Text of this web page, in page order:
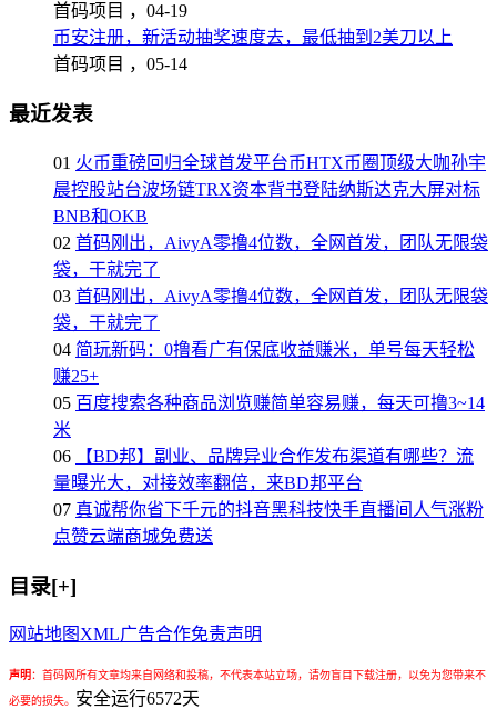
首码项目 ， 04-19
币安注册，新活动抽奖速度去，最低抽到2美刀以上
首码项目 ， 05-14
最近发表
01 火币重磅回归全球首发平台币HTX币圈顶级大咖孙宇
晨控股站台波场链TRX资本背书登陆纳斯达克大屏对标
BNB和OKB
02 首码刚出，AivyA零撸4位数，全网首发，团队无限袋
袋，干就完了
03 首码刚出，AivyA零撸4位数，全网首发，团队无限袋
袋，干就完了
04 简玩新码：0撸看广有保底收益赚米，单号每天轻松
赚25+
05 百度搜索各种商品浏览赚简单容易赚，每天可撸3~14
米
06
【BD邦】副业、品牌异业合作发布渠道有哪些？流
量曝光大，对接效率翻倍，来BD邦平台
07 真诚帮你省下千元的抖音黑科技快手直播间人气涨粉
点赞云端商城免费送
目录[+]
网站地图 XML广告合作免责声明
声明： 首码网所有文章均来自网络和投稿，不代表本站立场，请勿盲目下载注册，以免为您带来不
必要的损失。 安全运行6572天